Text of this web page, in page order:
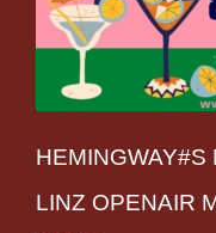
LINZ OPENAIR